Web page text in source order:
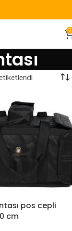
0
pos cepli
cm